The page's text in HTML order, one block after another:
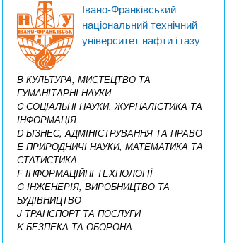
Івано-Франківський
національний технічний
університет нафти і газу
B КУЛЬТУРА, МИСТЕЦТВО ТА
ГУМАНІТАРНІ НАУКИ
C СОЦІАЛЬНІ НАУКИ, ЖУРНАЛІСТИКА ТА
ІНФОРМАЦІЯ
D БІЗНЕС, АДМІНІСТРУВАННЯ ТА ПРАВО
E ПРИРОДНИЧІ НАУКИ, МАТЕМАТИКА ТА
СТАТИСТИКА
F ІНФОРМАЦІЙНІ ТЕХНОЛОГІЇ
G ІНЖЕНЕРІЯ, ВИРОБНИЦТВО ТА
БУДІВНИЦТВО
J ТРАНСПОРТ ТА ПОСЛУГИ
K БЕЗПЕКА ТА ОБОРОНА